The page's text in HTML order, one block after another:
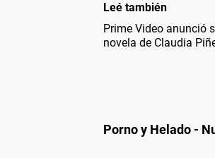
Leé también
Prime Video anunció
novela de Claudia
Porno y Helado -